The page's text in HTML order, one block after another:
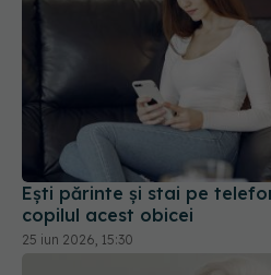
Ești părinte și stai pe
copilul acest obicei
25 iun 2026, 15:30